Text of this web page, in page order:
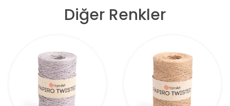
Diğer Renkler